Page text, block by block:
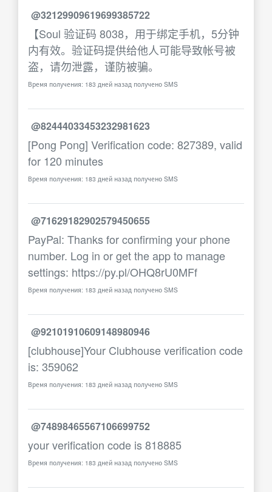
@32129909619699385722
【Soul 验证码 8038，用于绑定手机，5分钟
内有效。验证码提供给他人可能导致帐号被
盗，请勿泄露，谨防被骗。
Время получения: 183 дней назад получено SMS
@82444033453232981623
[Pong Pong] Verification code: 827389, valid
for 120 minutes
Время получения: 183 дней назад получено SMS
@71629182902579450655
PayPal: Thanks for confirming your phone
number. Log in or get the app to manage
settings: https://py.pl/OHQ8rU0MFf
Время получения: 183 дней назад получено SMS
@92101910609148980946
[clubhouse]Your Clubhouse verification code
is: 359062
Время получения: 183 дней назад получено SMS
@74898465567106699752
your verification code is 818885
Время получения: 183 дней назад получено SMS